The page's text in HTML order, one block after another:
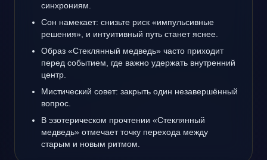
синхрониям.
Сон намекает: снизьте риск «импульсивные
решения», и интуитивный путь станет яснее.
Образ «Стеклянный медведь» часто приходит
перед событием, где важно удержать внутренний
центр.
Мистический совет: закрыть один незавершённый
вопрос.
В эзотерическом прочтении «Стеклянный
медведь» отмечает точку перехода между
старым и новым ритмом.